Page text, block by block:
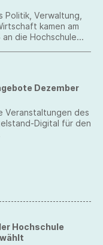
Politik, Verwaltung,
kamen am
die Hochschule
und Prof. Dr.
Präsidentin
Dezember
Veranstaltungen des
Digital für den
Hochschule